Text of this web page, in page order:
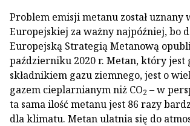
Problem emisji metanu został uznany
Europejskiej za ważny najpóźniej, bo
Europejską Strategią Metanową
październiku 2020 r. Metan, który jest
składnikiem gazu ziemnego, jest o
gazem cieplarnianym niż CO2 – w
ta sama ilość metanu jest 86 razy
dla klimatu. Metan ulatnia się do